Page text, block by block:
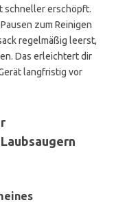
schneller erschöpft.
zum Reinigen
regelmäßig leerst,
Das erleichtert dir
langfristig vor